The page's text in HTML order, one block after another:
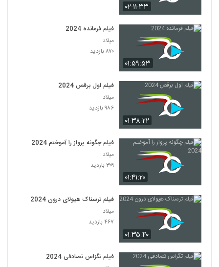
۰۲:۱۱:۳۳
۰۱:۵۹:۵۳
فیلم فرمانده 2024
میلاد
۸۷۰ بازدید
۰۱:۳۸:۲۲
فیلم اول برقص 2024
میلاد
۹۸۶ بازدید
۰۱:۴۱:۲۰
فیلم چگونه پرواز را آموختم 2024
میلاد
۳۰۹ بازدید
۰۱:۳۵:۴۰
فیلم ترسناک هیولای درون 2024
میلاد
۴۶۷ بازدید
فیلم تگزاس تصادفی 2024